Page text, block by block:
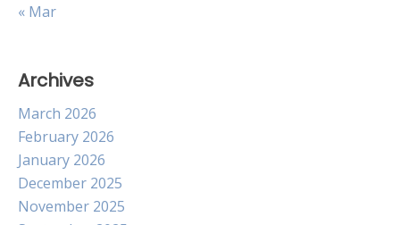
« Mar
Archives
March 2026
February 2026
January 2026
December 2025
November 2025